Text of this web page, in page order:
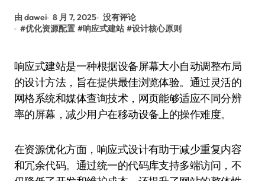
由 dawei 8 月 7, 2025 没有评论
#优化资源配置 #响应式建站 #设计核心原则
响应式建站是一种根据设备屏幕大小自动调整布局
的设计方法，旨在提供最佳浏览体验。通过灵活的
网格系统和媒体查询技术，网页能够适应不同分辨
率的屏幕，减少用户在移动设备上的操作难度。
在资源优化方面，响应式设计有助于减少重复内容
和冗余代码。通过统一的代码库支持多端访问，不